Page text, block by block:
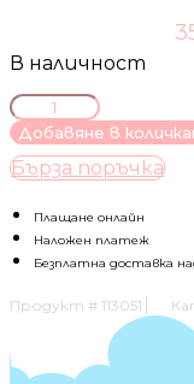
В наличност
количество
за
Камъни
за
за
катерене
5бр
Добавяне в
Бърза поръчка
Плащане онлайн
Наложен платеж
Безплатна доставка
Продукт # 113051